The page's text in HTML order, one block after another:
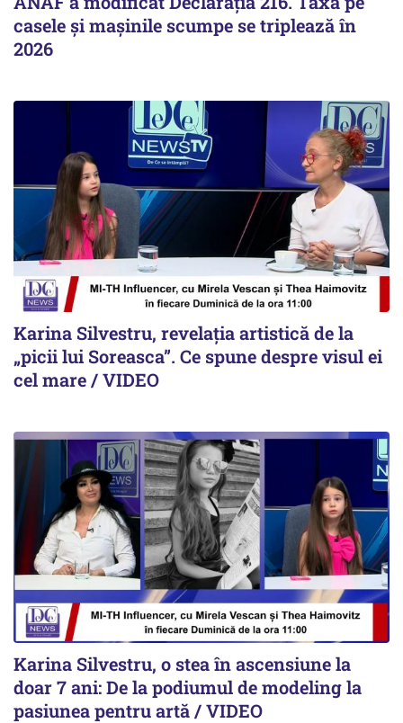
casele și mașinile scumpe se triplează în
2026
Karina Silvestru, revelația artistică de la
„picii lui Soreasca”. Ce spune despre visul ei
cel mare / VIDEO
Karina Silvestru, o stea în ascensiune la
doar 7 ani: De la podiumul de modeling la
pasiunea pentru artă / VIDEO